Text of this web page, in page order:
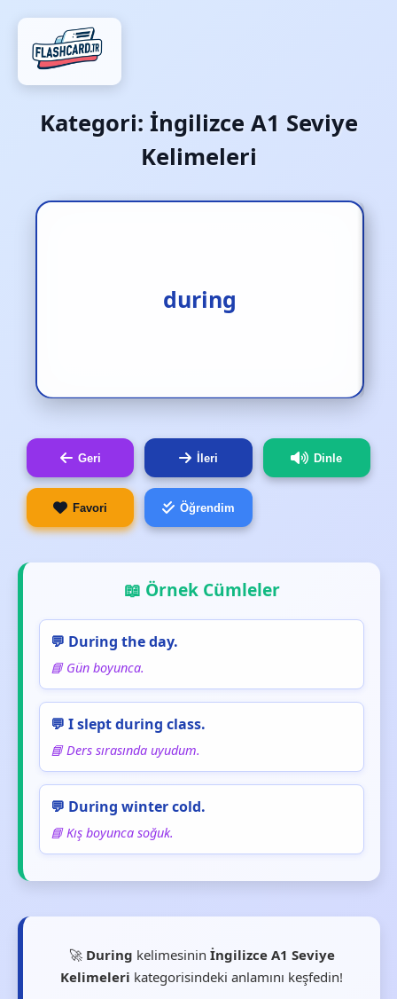
Kategori: İngilizce A1 Seviye
Kelimeleri
during
[ed.] 3.sırasında [ed.]
Geri İleri Dinle
Favori Öğrendim
📖 Örnek Cümleler
💬 During the day.
📘 Gün boyunca.
💬 I slept during class.
📘 Ders sırasında uyudum.
💬 During winter cold.
📘 Kış boyunca soğuk.
🚀 During kelimesinin İngilizce A1 Seviye
Kelimeleri kategorisindeki anlamını keşfedin!